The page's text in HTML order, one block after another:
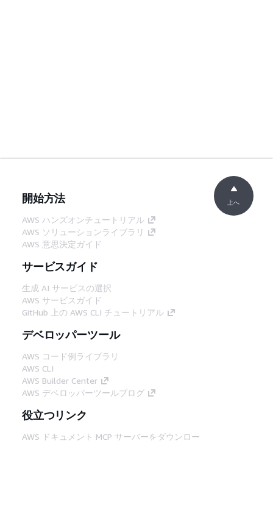
開始方法
AWS ハンズオンチュートリアル
AWS ソリューションライブラリ
AWS 意思決定ガイド
サービスガイド
生成 AI サービスの選択
AWS サービスガイド
GitHub 上の AWS CLI チュートリアル
デベロッパーツール
AWS コード例ライブラリ
AWS CLI
AWS Builder Center
AWS デベロッパーツールブログ
役立つリンク
AWS ドキュメント MCP サーバーをダウンロー
上へ